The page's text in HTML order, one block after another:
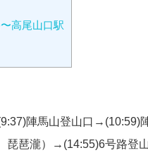
高尾山口駅
陣馬山登山口→(10:59)
琵琶瀧）→(14:55)6号路登